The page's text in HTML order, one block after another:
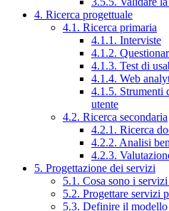
4. Ricerca progettuale
4.1. Ricerca primaria
4.1.1. Interviste
4.1.2.
4.1.3. Test di
4.1.4. Web
4.1.5. Strumenti
utente
4.2. Ricerca secondaria
4.2.1. Ricerca
4.2.2. Analisi
4.2.3.
5. Progettazione dei servizi
5.1. Cosa sono i
5.2. Progettare servizi
5.3. Definire il